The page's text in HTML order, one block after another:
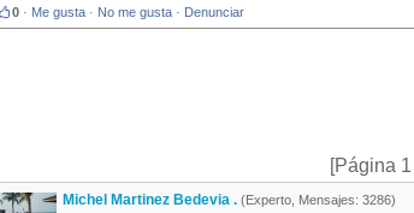
0 · Me gusta · No me gusta · Denunciar
[Página
Michel Martinez Bedevia . (Experto, Mensajes: 3286)